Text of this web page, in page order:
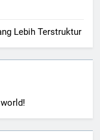
Lebih Terstruktur